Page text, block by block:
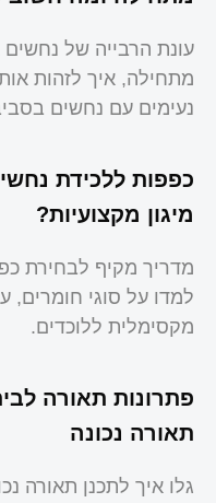
עונת הרבייה של
מתחילה, איך לזהות
נעימים עם נחשים
כפפות ללכידת
מיגון מקצועיות?
מדריך מקיף לבחירת
למדו על סוגי חומרים,
מקסימלית ללוכדים.
פתרונות תאורה
תאורה נכונה
גלו איך לתכנן תאורה